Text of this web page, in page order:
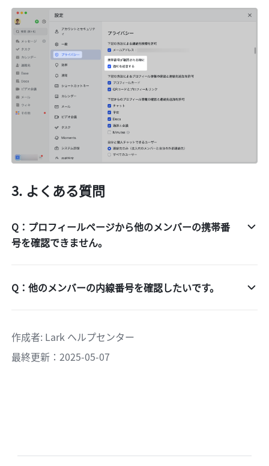
よくある質問
Q：プロフィールページから他のメンバーの携帯番
号を確認できません。
Q：他のメンバーの内線番号を確認したいです。
作成者: Lark ヘルプセンター
最終更新：2025-05-07